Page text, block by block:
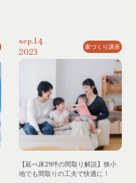
sep. 14
2023 家づくり講座
【延べ床29坪の間取り解説】狭小
地でも間取りの工夫で快適に！